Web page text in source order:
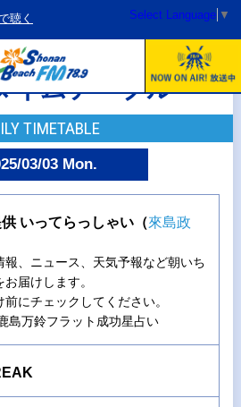
聴く Select Language ▼
イムテーブル
TIMETABLE
03/03 Mon.
いってらっしゃい（來島政
報、ニュース、天気予報など朝いち
届けします。
にチェックしてください。
島万鈴フラット成功星占い